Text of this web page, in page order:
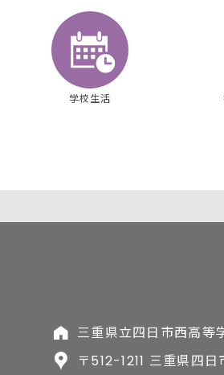
学校生活
三重県立四日市西高等
〒512-1211 三重県四